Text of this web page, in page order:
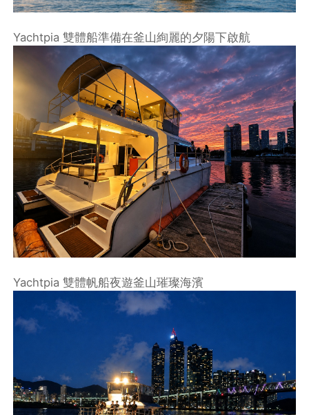
Yachtpia 雙體船準備在釜山絢麗的夕陽下啟航
Yachtpia 雙體帆船夜遊釜山璀璨海濱